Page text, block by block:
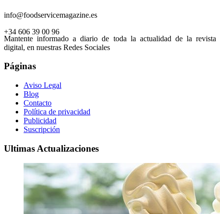
info@foodservicemagazine.es
+34 606 39 00 96
Mantente informado a diario de toda la actualidad de la revista
digital, en nuestras Redes Sociales
Páginas
Aviso Legal
Blog
Contacto
Política de privacidad
Publicidad
Suscripción
Ultimas Actualizaciones